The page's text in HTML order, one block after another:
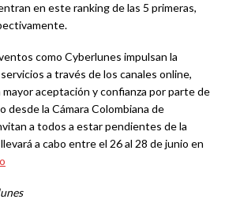
en este ranking de las 5 primeras,
como Cyberlunes impulsan la
a través de los canales online,
aceptación y confianza por parte de
desde la Cámara Colombiana de
a todos a estar pendientes de la
a cabo entre el 26 al 28 de junio en